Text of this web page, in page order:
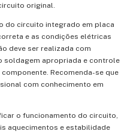
original.
do circuito integrado em placa
e as condições elétricas
deve ser realizada com
soldagem apropriada e controle
Recomenda-se que
com conhecimento em
o funcionamento do circuito,
aquecimentos e estabilidade